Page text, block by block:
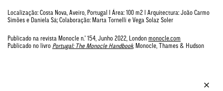
Localização: Costa Nova, Aveiro, Portugal | Área: 100 m2 | Arquitectura: João Carmo
Simões e Daniela Sá; Colaboração: Marta Tornelli e Vega Solaz Soler
Publicado na revista Monocle n.º 154, Junho 2022, London monocle.com
Publicado no livro Portugal: The Monocle Handbook, Monocle, Thames & Hudson